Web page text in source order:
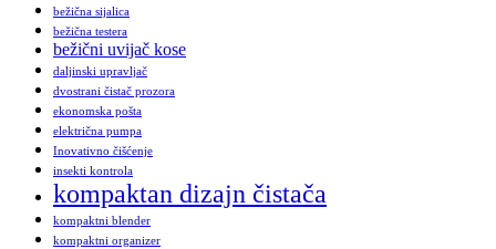
bežična sijalica
bežična testera
bežični uvijač kose
daljinski upravljač
dvostrani čistač prozora
ekonomska pošta
električna pumpa
Inovativno čišćenje
insekti kontrola
kompaktan dizajn čistača
kompaktni blender
kompaktni organizer